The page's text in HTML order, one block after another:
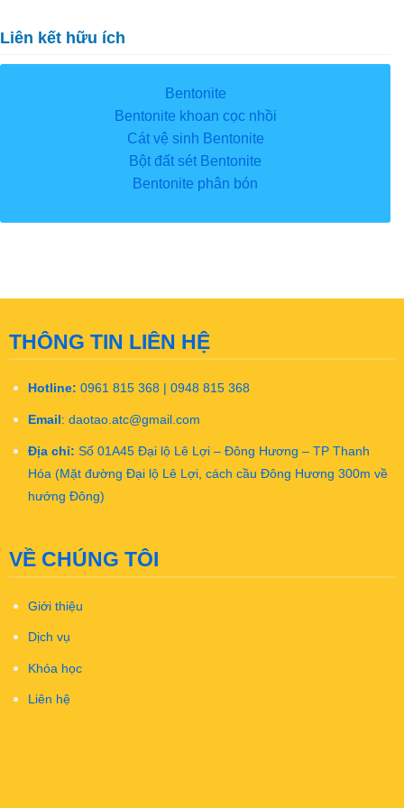
Liên kết hữu ích
Bentonite
Bentonite khoan cọc nhồi
Cát vệ sinh Bentonite
Bột đất sét Bentonite
Bentonite phân bón
THÔNG TIN LIÊN HỆ
Hotline: 0961 815 368 | 0948 815 368
Email : daotao.atc@gmail.com
Địa chỉ: Số 01A45 Đại lộ Lê Lợi – Đông Hương – TP Thanh
Hóa (Mặt đường Đại lộ Lê Lợi, cách cầu Đông Hương 300m về
hướng Đông)
VỀ CHÚNG TÔI
Giới thiệu
Dịch vụ
Khóa học
Liên hệ